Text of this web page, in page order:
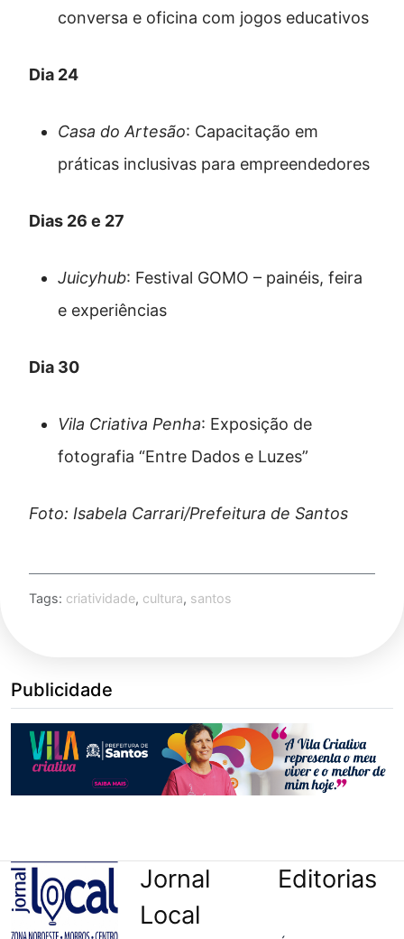
conversa e oficina com jogos educativos
Dia 24
Casa do Artesão: Capacitação em
práticas inclusivas para empreendedores
Dias 26 e 27
Juicyhub: Festival GOMO – painéis, feira
e experiências
Dia 30
Vila Criativa Penha: Exposição de
fotografia “Entre Dados e Luzes”
Foto: Isabela Carrari/Prefeitura de Santos
Tags: criatividade, cultura, santos
Publicidade
Jornal
Local
Editorias